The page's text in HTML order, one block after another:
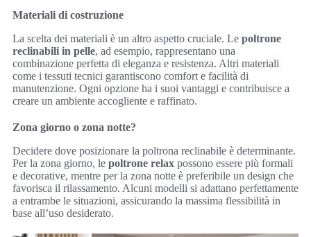
Materiali di costruzione
La scelta dei materiali è un altro aspetto cruciale. Le poltrone
reclinabili in pelle, ad esempio, rappresentano una
combinazione perfetta di eleganza e resistenza. Altri materiali
come i tessuti tecnici garantiscono comfort e facilità di
manutenzione. Ogni opzione ha i suoi vantaggi e contribuisce a
creare un ambiente accogliente e raffinato.
Zona giorno o zona notte?
Decidere dove posizionare la poltrona reclinabile è determinante.
Per la zona giorno, le poltrone relax possono essere più formali
e decorative, mentre per la zona notte è preferibile un design che
favorisca il rilassamento. Alcuni modelli si adattano perfettamente
a entrambe le situazioni, assicurando la massima flessibilità in
base all’uso desiderato.